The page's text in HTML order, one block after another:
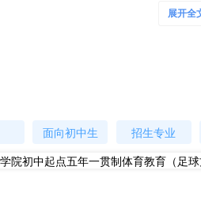
年龄不超过18周岁。
展开全
面向初中生
招生专业
院初中起点五年一贯制体育教育（足